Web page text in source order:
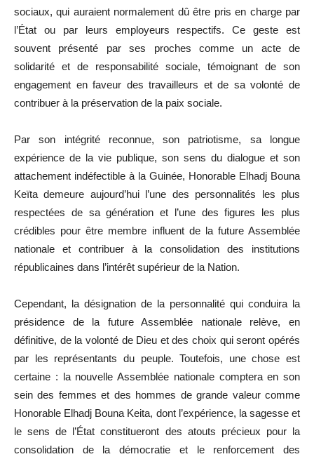
sociaux, qui auraient normalement dû être pris en charge par
l’État ou par leurs employeurs respectifs. Ce geste est
souvent présenté par ses proches comme un acte de
solidarité et de responsabilité sociale, témoignant de son
engagement en faveur des travailleurs et de sa volonté de
contribuer à la préservation de la paix sociale.
Par son intégrité reconnue, son patriotisme, sa longue
expérience de la vie publique, son sens du dialogue et son
attachement indéfectible à la Guinée, Honorable Elhadj Bouna
Keïta demeure aujourd’hui l’une des personnalités les plus
respectées de sa génération et l’une des figures les plus
crédibles pour être membre influent de la future Assemblée
nationale et contribuer à la consolidation des institutions
républicaines dans l’intérêt supérieur de la Nation.
Cependant, la désignation de la personnalité qui conduira la
présidence de la future Assemblée nationale relève, en
définitive, de la volonté de Dieu et des choix qui seront opérés
par les représentants du peuple. Toutefois, une chose est
certaine : la nouvelle Assemblée nationale comptera en son
sein des femmes et des hommes de grande valeur comme
Honorable Elhadj Bouna Keita, dont l’expérience, la sagesse et
le sens de l’État constitueront des atouts précieux pour la
consolidation de la démocratie et le renforcement des